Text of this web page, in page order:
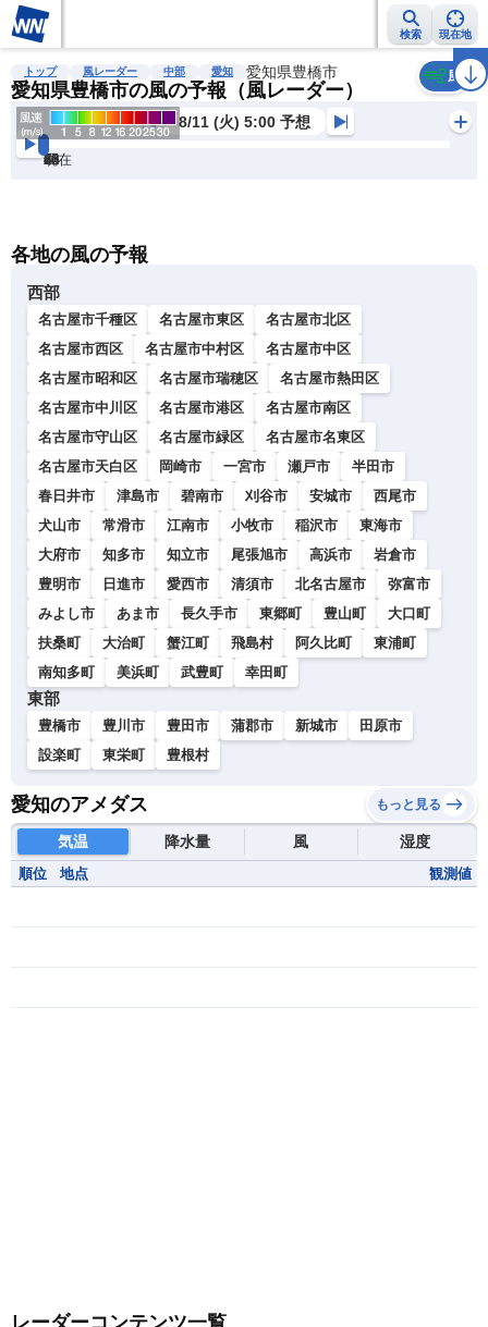
検索 現在地
雨雲レーダー 台風情報 地震情報 警報・注意報 2週間天気 ラ
トップ 風レーダー 中部 愛知 愛知県豊橋市
愛知県豊橋市の風の予報（風レーダー）
風
8/11 (火) 5:00 予想
現在
6h
12
24
36
48
60
72
各地の風の予報
西部
名古屋市千種区 名古屋市東区
名古屋市北区
名古屋市西区
名古屋市中村区
名古屋市中区
名古屋市昭和区
名古屋市瑞穂区
名古屋市熱田区
名古屋市中川区
名古屋市港区
名古屋市南区
名古屋市守山区
名古屋市緑区
名古屋市名東区
名古屋市天白区
岡崎市 一宮市 瀬戸市
半田市
春日井市
津島市 碧南市 刈谷市 安城市
西尾市
犬山市
常滑市 江南市 小牧市 稲沢市
東海市
大府市
知多市 知立市 尾張旭市 高浜市
岩倉市
豊明市
日進市 愛西市 清須市 北名古屋市
弥富市
みよし市
あま市 長久手市 東郷町 豊山町
大口町
扶桑町
大治町 蟹江町 飛島村 阿久比町
東浦町
南知多町
美浜町 武豊町 幸田町
東部
豊橋市 豊川市 豊田市 蒲郡市 新城市
田原市
設楽町
東栄町 豊根村
愛知のアメダス もっと見る
気温 降水量 風 湿度
順位 地点 観測値
レーダーコンテンツ一覧